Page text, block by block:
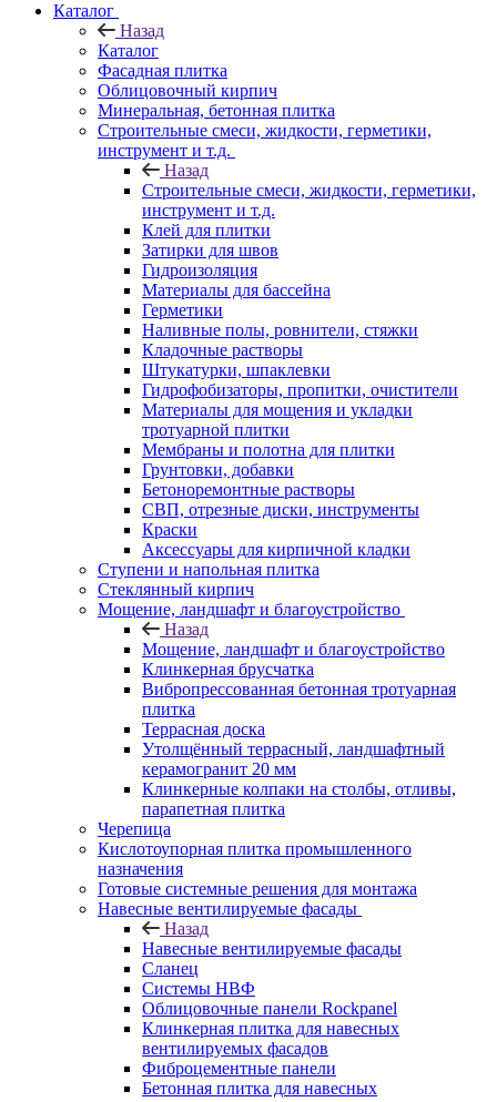
Каталог
Назад
Каталог
Фасадная плитка
Облицовочный кирпич
Минеральная, бетонная плитка
Строительные смеси, жидкости, герметики,
инструмент и т.д.
Назад
Строительные смеси, жидкости, герметики,
инструмент и т.д.
Клей для плитки
Затирки для швов
Гидроизоляция
Материалы для бассейна
Герметики
Наливные полы, ровнители, стяжки
Кладочные растворы
Штукатурки, шпаклевки
Гидрофобизаторы, пропитки, очистители
Материалы для мощения и укладки
тротуарной плитки
Мембраны и полотна для плитки
Грунтовки, добавки
Бетоноремонтные растворы
СВП, отрезные диски, инструменты
Краски
Аксессуары для кирпичной кладки
Ступени и напольная плитка
Cтеклянный кирпич
Мощение, ландшафт и благоустройство
Назад
Мощение, ландшафт и благоустройство
Клинкерная брусчатка
Вибропрессованная бетонная тротуарная
плитка
Террасная доска
Утолщённый террасный, ландшафтный
керамогранит 20 мм
Клинкерные колпаки на столбы, отливы,
парапетная плитка
Черепица
Кислотоупорная плитка промышленного
назначения
Готовые системные решения для монтажа
Навесные вентилируемые фасады
Назад
Навесные вентилируемые фасады
Сланец
Системы НВФ
Облицовочные панели Rockpanel
Клинкерная плитка для навесных
вентилируемых фасадов
Фиброцементные панели
Бетонная плитка для навесных